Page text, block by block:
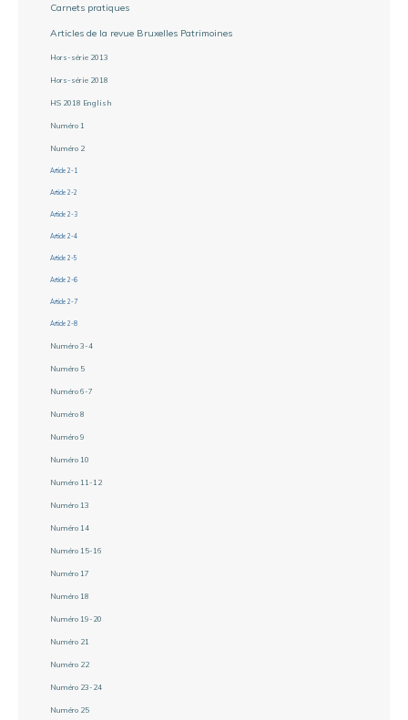
Carnets pratiques
Articles de la revue Bruxelles Patrimoines
Hors-série 2013
Hors-série 2018
HS 2018 English
Numéro 1
Numéro 2
Article 2-1
Article 2-2
Article 2-3
Article 2-4
Article 2-5
Article 2-6
Article 2-7
Article 2-8
Numéro 3-4
Numéro 5
Numéro 6-7
Numéro 8
Numéro 9
Numéro 10
Numéro 11-12
Numéro 13
Numéro 14
Numéro 15-16
Numéro 17
Numéro 18
Numéro 19-20
Numéro 21
Numéro 22
Numéro 23-24
Numéro 25